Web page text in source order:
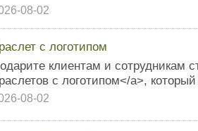
08-02
с логотипом
клиентам и сотрудникам
с логотипом</a>,
08-02